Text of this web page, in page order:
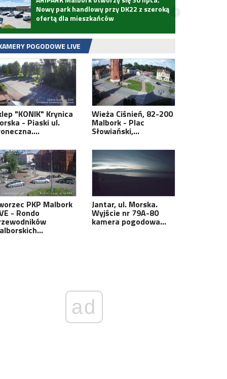
Nowy park handlowy przy DK22 z szeroką
ofertą dla mieszkańców
POGODOWE LIVE
"KONIK" Krynica
- Piaski ul.
Wieża Ciśnień, 82-200
Malbork - Plac
Słowiański,…
PKP Malbork
- Rondo
Jantar, ul. Morska.
Wyjście nr 79A-80
kamera pogodowa…
ad